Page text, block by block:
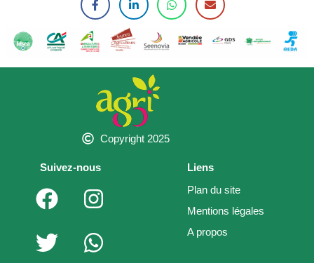
Copyright 2025
Suivez-nous
F
a
c
e
I
n
s
t
T
w
i
t
W
h
a
t
Liens
Plan du site
Mentions légales
A propos